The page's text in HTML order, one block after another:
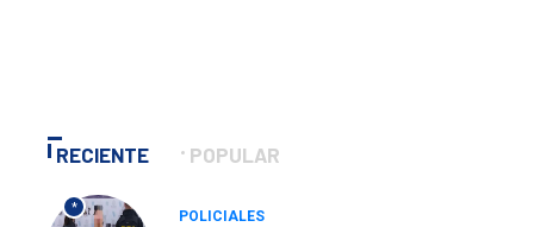
RECIENTE POPULAR
*
POLICIALES